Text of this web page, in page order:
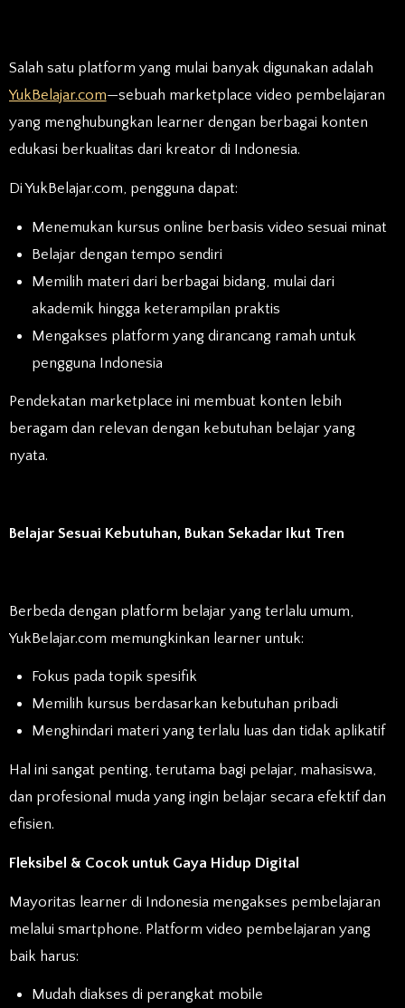
Salah satu platform yang mulai banyak digunakan adalah
YukBelajar.com—sebuah marketplace video pembelajaran
yang menghubungkan learner dengan berbagai konten
edukasi berkualitas dari kreator di Indonesia.
Di YukBelajar.com, pengguna dapat:
Menemukan kursus online berbasis video sesuai minat
Belajar dengan tempo sendiri
Memilih materi dari berbagai bidang, mulai dari
akademik hingga keterampilan praktis
Mengakses platform yang dirancang ramah untuk
pengguna Indonesia
Pendekatan marketplace ini membuat konten lebih
beragam dan relevan dengan kebutuhan belajar yang
nyata.
Belajar Sesuai Kebutuhan, Bukan Sekadar Ikut Tren
Berbeda dengan platform belajar yang terlalu umum,
YukBelajar.com memungkinkan learner untuk:
Fokus pada topik spesifik
Memilih kursus berdasarkan kebutuhan pribadi
Menghindari materi yang terlalu luas dan tidak aplikatif
Hal ini sangat penting, terutama bagi pelajar, mahasiswa,
dan profesional muda yang ingin belajar secara efektif dan
efisien.
Fleksibel & Cocok untuk Gaya Hidup Digital
Mayoritas learner di Indonesia mengakses pembelajaran
melalui smartphone. Platform video pembelajaran yang
baik harus:
Mudah diakses di perangkat mobile